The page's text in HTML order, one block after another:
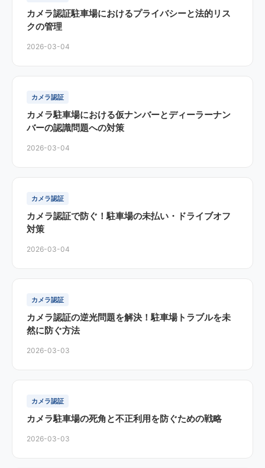
カメラ認証駐車場におけるプライバシーと法的リス
クの管理
2026-03-04
カメラ認証
カメラ駐車場における仮ナンバーとディーラーナン
バーの認識問題への対策
2026-03-04
カメラ認証
カメラ認証で防ぐ！駐車場の未払い・ドライブオフ
対策
2026-03-04
カメラ認証
カメラ認証の逆光問題を解決！駐車場トラブルを未
然に防ぐ方法
2026-03-03
カメラ認証
カメラ駐車場の死角と不正利用を防ぐための戦略
2026-03-03